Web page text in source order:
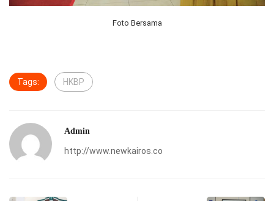
Foto Bersama
Tags: HKBP
Admin
http://www.newkairos.co